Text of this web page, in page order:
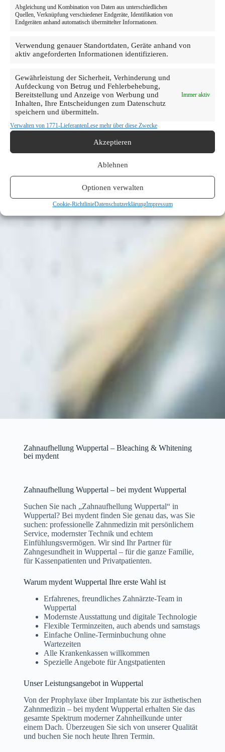
Abgleichung und Kombination von Daten aus unterschiedlichen
Quellen, Verknüpfung verschiedener Endgeräte, Identifikation von
Endgeräten anhand automatisch übermittelter Informationen.
Verwendung genauer Standortdaten, Geräte anhand von
aktiv angeforderten Informationen identifizieren.
Gewährleistung der Sicherheit, Verhinderung und
Aufdeckung von Betrug und Fehlerbehebung,
Bereitstellung und Anzeige von Werbung und
Inhalten, Ihre Entscheidungen zum Datenschutz
speichern und übermitteln.
Immer aktiv
Verwalten von 1771-LieferantenLese mehr über diese Zwecke
Akzeptieren
Ablehnen
Optionen verwalten
Cookie-RichtlinieDatenschutzerklärungImpressum
Zahnaufhellung Wuppertal – Bleaching & Whitening
bei mydent
Zahnaufhellung Wuppertal – bei mydent Wuppertal
Suchen Sie nach „Zahnaufhellung Wuppertal“ in
Wuppertal? Bei mydent finden Sie genau das, was Sie
suchen: professionelle Zahnmedizin mit persönlichem
Service, modernster Technik und echtem
Einfühlungsvermögen. Wir sind Ihr Partner für
Zahngesundheit in Wuppertal – für die ganze Familie,
für Kassenpatienten und Privatpatienten.
Warum mydent Wuppertal Ihre erste Wahl ist
Erfahrenes, freundliches Zahnärzte-Team in
Wuppertal
Modernste Ausstattung und digitale Technologie
Flexible Terminzeiten, auch abends und samstags
Einfache Online-Terminbuchung ohne
Wartezeiten
Alle Krankenkassen willkommen
Spezielle Angebote für Angstpatienten
Unser Leistungsangebot in Wuppertal
Von der Prophylaxe über Implantate bis zur ästhetischen
Zahnmedizin – bei mydent Wuppertal erhalten Sie das
gesamte Spektrum moderner Zahnheilkunde unter
einem Dach. Überzeugen Sie sich von unserer Qualität
und buchen Sie noch heute Ihren Termin.